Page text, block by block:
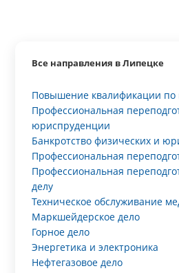
Все направления в Липецке
Повышение квалификации по
Профессиональная
юриспруденции
Банкротство физических и
Профессиональная
Профессиональная
делу
Техническое обслуживание
Маркшейдерское дело
Горное дело
Энергетика и электроника
Нефтегазовое дело